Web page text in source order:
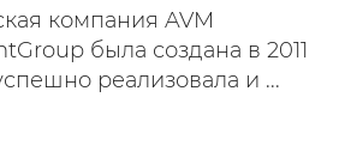
компания AVM
была создана в 2011
реализовала и ...